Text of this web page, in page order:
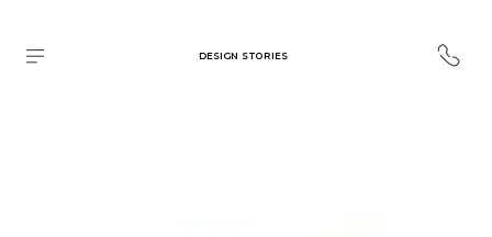
DESIGN STORIES